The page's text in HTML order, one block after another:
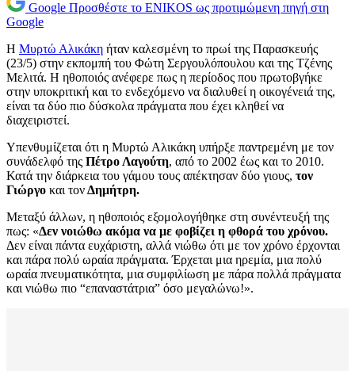
Google Προσθέστε το ENIKOS ως προτιμώμενη πηγή στη
Google
Η Μυρτώ Αλικάκη ήταν καλεσμένη το πρωί της Παρασκευής
(23/5) στην εκπομπή του Φώτη Σεργουλόπουλου και της Τζένης
Μελιτά. Η ηθοποιός ανέφερε πως η περίοδος που πρωτοβγήκε
στην υποκριτική και το ενδεχόμενο να διαλυθεί η οικογένειά της,
είναι τα δύο πιο δύσκολα πράγματα που έχει κληθεί να
διαχειριστεί.
Υπενθυμίζεται ότι η Μυρτώ Αλικάκη υπήρξε παντρεμένη με τον
συνάδελφό της Πέτρο Λαγούτη, από το 2002 έως και το 2010.
Κατά την διάρκεια του γάμου τους απέκτησαν δύο γιους, τον
Γιώργο και τονΔημήτρη.
Μεταξύ άλλων, η ηθοποιός εξομολογήθηκε στη συνέντευξή της
πως: «Δεν νοιώθω ακόμα να με φοβίζει η φθορά του χρόνου.
Δεν είναι πάντα ευχάριστη, αλλά νιώθω ότι με τον χρόνο έρχονται
και πάρα πολύ ωραία πράγματα. Έρχεται μια ηρεμία, μια πολύ
ωραία πνευματικότητα, μια συμφιλίωση με πάρα πολλά πράγματα
και νιώθω πιο “επαναστάτρια” όσο μεγαλώνω!».